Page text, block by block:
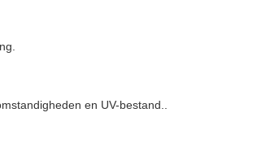
en UV-bestand.